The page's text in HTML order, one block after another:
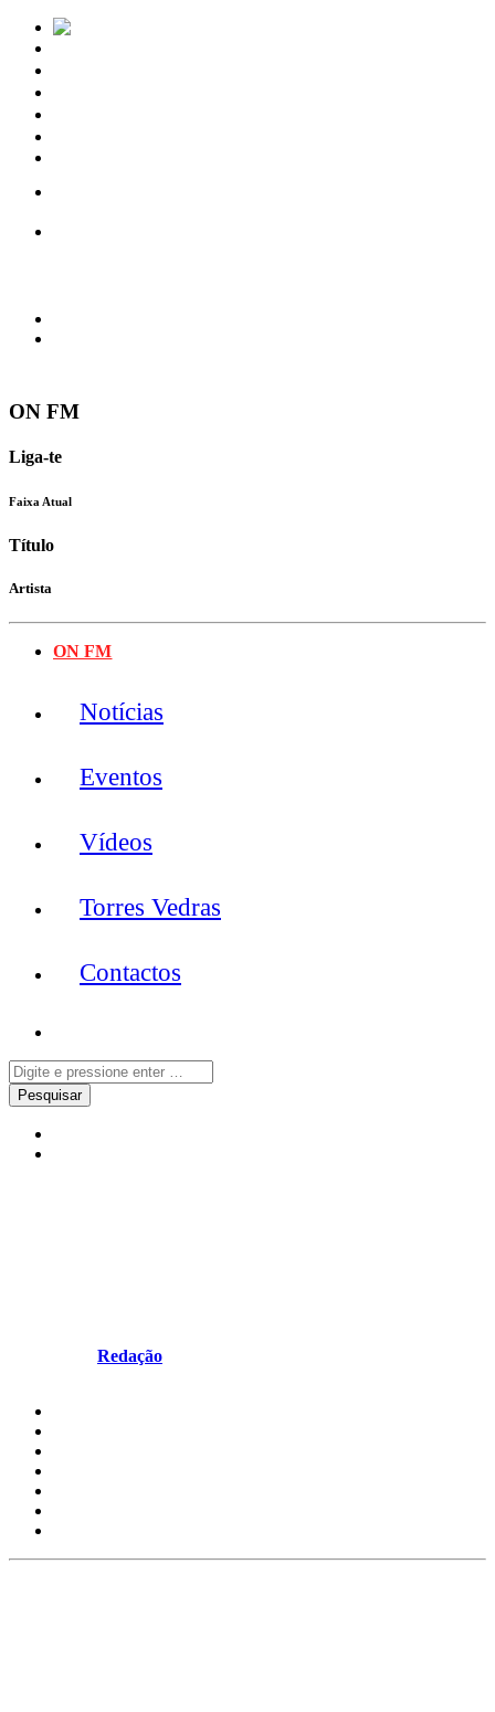
ON FM
Liga-te
Faixa Atual
Título
Artista
ON FM
Notícias
Eventos
Vídeos
Torres Vedras
Contactos
Redação